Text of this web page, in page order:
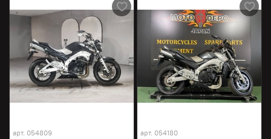
арт. 054809 арт. 054180